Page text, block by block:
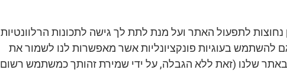
לתפעול האתר ועל מנת לתת לך גישה לתכונות הרלוונטיות
להשתמש בעוגיות פונקציונליות אשר מאפשרות לנו לשמור את
שלנו (זאת ללא הגבלה, על ידי שמירת זהותך כמשתמש רשום